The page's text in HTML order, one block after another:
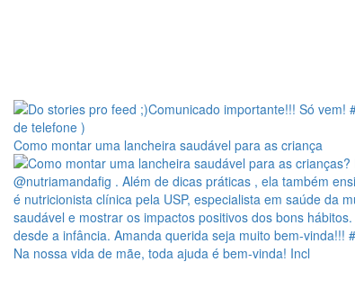
Como montar uma lancheira saudável para as criança
Na nossa vida de mãe, toda ajuda é bem-vinda! Incl